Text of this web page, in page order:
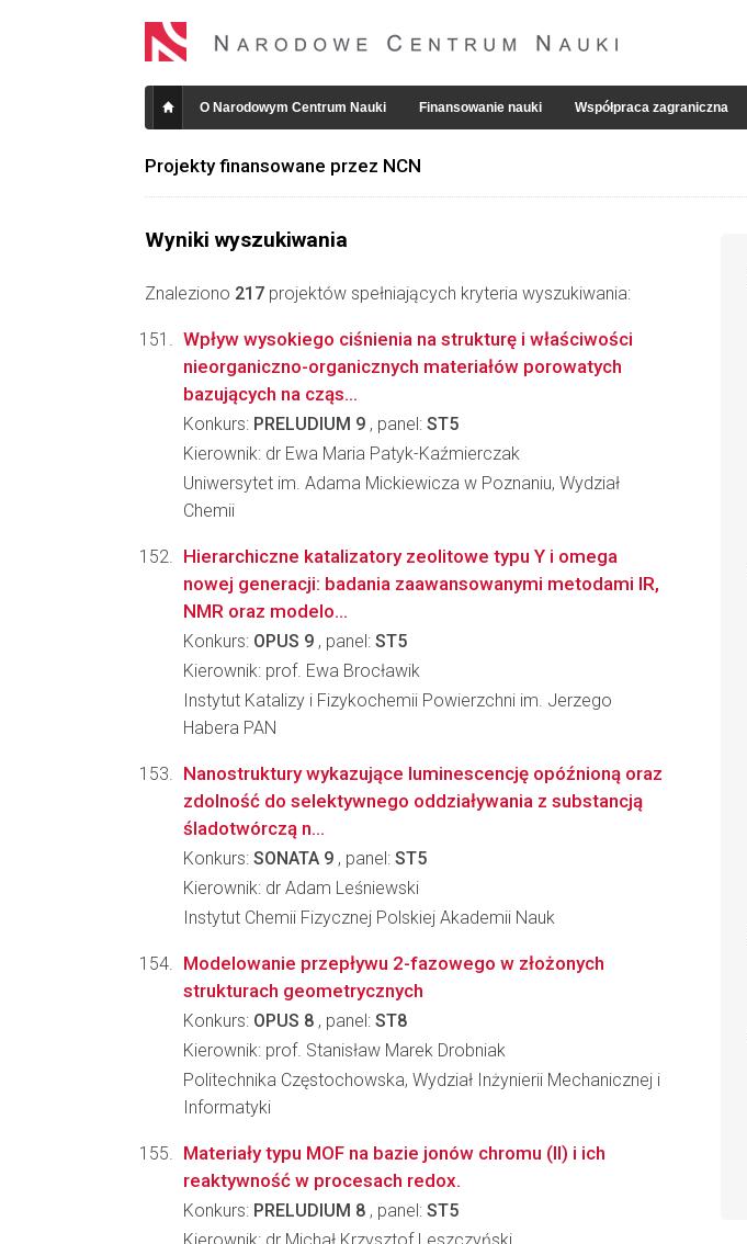
O Narodowym Centrum Nauki Finansowanie nauki Współpraca zagraniczna
Projekty finansowane przez NCN
Wyniki wyszukiwania
Znaleziono 217 projektów spełniających kryteria wyszukiwania:
Wpływ wysokiego ciśnienia na strukturę i właściwości
nieorganiczno-organicznych materiałów porowatych
bazujących na cząs...
Konkurs: PRELUDIUM 9 , panel: ST5
Kierownik: dr Ewa Maria Patyk-Kaźmierczak
Uniwersytet im. Adama Mickiewicza w Poznaniu, Wydział
Chemii
Hierarchiczne katalizatory zeolitowe typu Y i omega
nowej generacji: badania zaawansowanymi metodami IR,
NMR oraz modelo...
Konkurs: OPUS 9 , panel: ST5
Kierownik: prof. Ewa Brocławik
Instytut Katalizy i Fizykochemii Powierzchni im. Jerzego
Habera PAN
Nanostruktury wykazujące luminescencję opóźnioną oraz
zdolność do selektywnego oddziaływania z substancją
śladotwórczą n...
Konkurs: SONATA 9 , panel: ST5
Kierownik: dr Adam Leśniewski
Instytut Chemii Fizycznej Polskiej Akademii Nauk
Modelowanie przepływu 2-fazowego w złożonych
strukturach geometrycznych
Konkurs: OPUS 8 , panel: ST8
Kierownik: prof. Stanisław Marek Drobniak
Politechnika Częstochowska, Wydział Inżynierii Mechanicznej i
Informatyki
Materiały typu MOF na bazie jonów chromu (II) i ich
reaktywność w procesach redox.
Konkurs: PRELUDIUM 8 , panel: ST5